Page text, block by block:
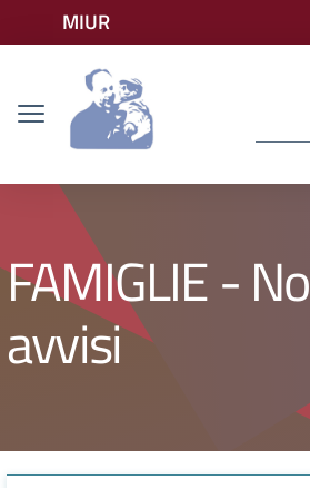
Vai ai contenuti
Vai al menu di navigazione
Vai al footer
MIUR
FAMIGLIE -
avvisi